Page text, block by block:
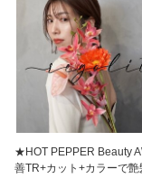
★HOT PEPPER Beauty
善TR+カット+カラーで艶